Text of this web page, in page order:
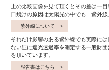
上の比較画像を見て頂くとその差は一目
日焼けの原因は太陽光の中でも「紫外
紫外線について
それだけ影響のある紫外線でも実際に
ない証に遮光透過率を測定する一般財
を頂いています。
報告書はこちら